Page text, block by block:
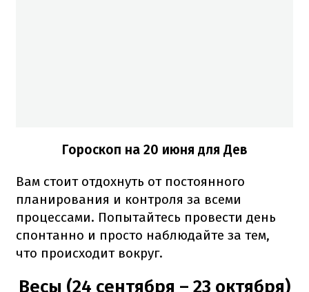
Гороскоп на 20 июня для Дев
Вам стоит отдохнуть от постоянного
планирования и контроля за всеми
процессами. Попытайтесь провести день
спонтанно и просто наблюдайте за тем,
что происходит вокруг.
Весы (24 сентября – 23 октября)